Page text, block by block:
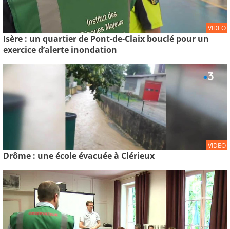
VIDEO
Isère : un quartier de Pont-de-Claix bouclé pour un
exercice d’alerte inondation
VIDEO
Drôme : une école évacuée à Clérieux